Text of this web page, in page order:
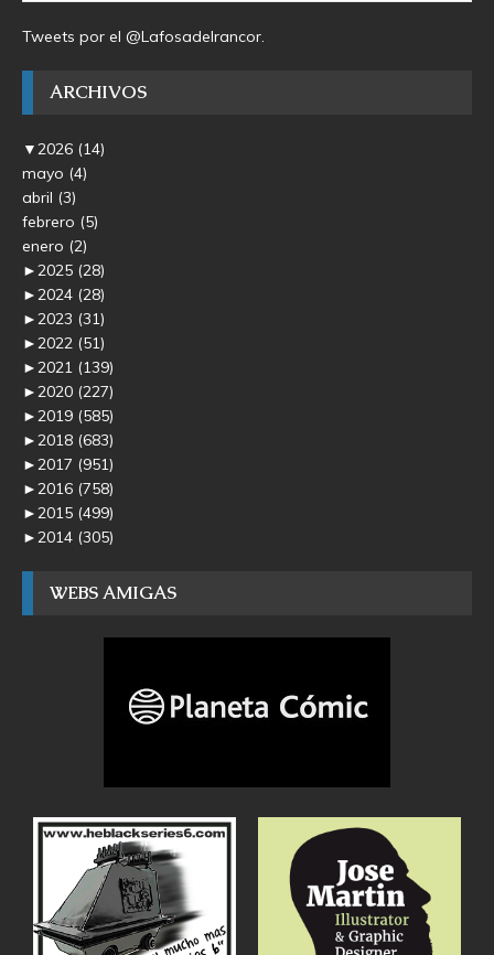
Tweets por el @Lafosadelrancor.
ARCHIVOS
▼2026 (14)
mayo (4)
abril (3)
febrero (5)
enero (2)
►2025 (28)
►2024 (28)
►2023 (31)
►2022 (51)
►2021 (139)
►2020 (227)
►2019 (585)
►2018 (683)
►2017 (951)
►2016 (758)
►2015 (499)
►2014 (305)
WEBS AMIGAS